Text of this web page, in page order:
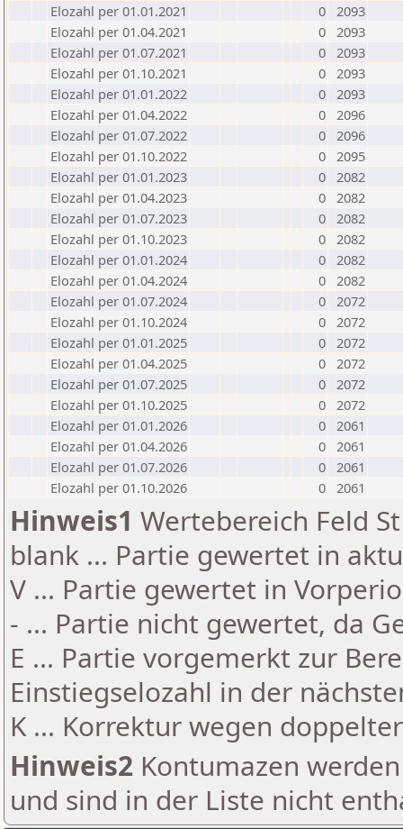
Elozahl per 01.01.2021
0 2093
Elozahl per 01.04.2021
0 2093
Elozahl per 01.07.2021
0 2093
Elozahl per 01.10.2021
0 2093
Elozahl per 01.01.2022
0 2093
Elozahl per 01.04.2022
0 2096
Elozahl per 01.07.2022
0 2096
Elozahl per 01.10.2022
0 2095
Elozahl per 01.01.2023
0 2082
Elozahl per 01.04.2023
0 2082
Elozahl per 01.07.2023
0 2082
Elozahl per 01.10.2023
0 2082
Elozahl per 01.01.2024
0 2082
Elozahl per 01.04.2024
0 2082
Elozahl per 01.07.2024
0 2072
Elozahl per 01.10.2024
0 2072
Elozahl per 01.01.2025
0 2072
Elozahl per 01.04.2025
0 2072
Elozahl per 01.07.2025
0 2072
Elozahl per 01.10.2025
0 2072
Elozahl per 01.01.2026
0 2061
Elozahl per 01.04.2026
0 2061
Elozahl per 01.07.2026
0 2061
Elozahl per 01.10.2026
0 2061
Hinweis1 Wertebereich Feld
blank ... Partie gewertet in
V ... Partie gewertet in
- ... Partie nicht gewertet, da
E ... Partie vorgemerkt zur
Einstiegselozahl in der
K ... Korrektur wegen
Hinweis2 Kontumazen
und sind in der Liste nicht